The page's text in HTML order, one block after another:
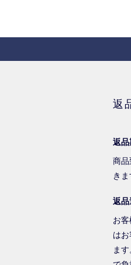
返
返品
商品
きま
返品
お
は
ま